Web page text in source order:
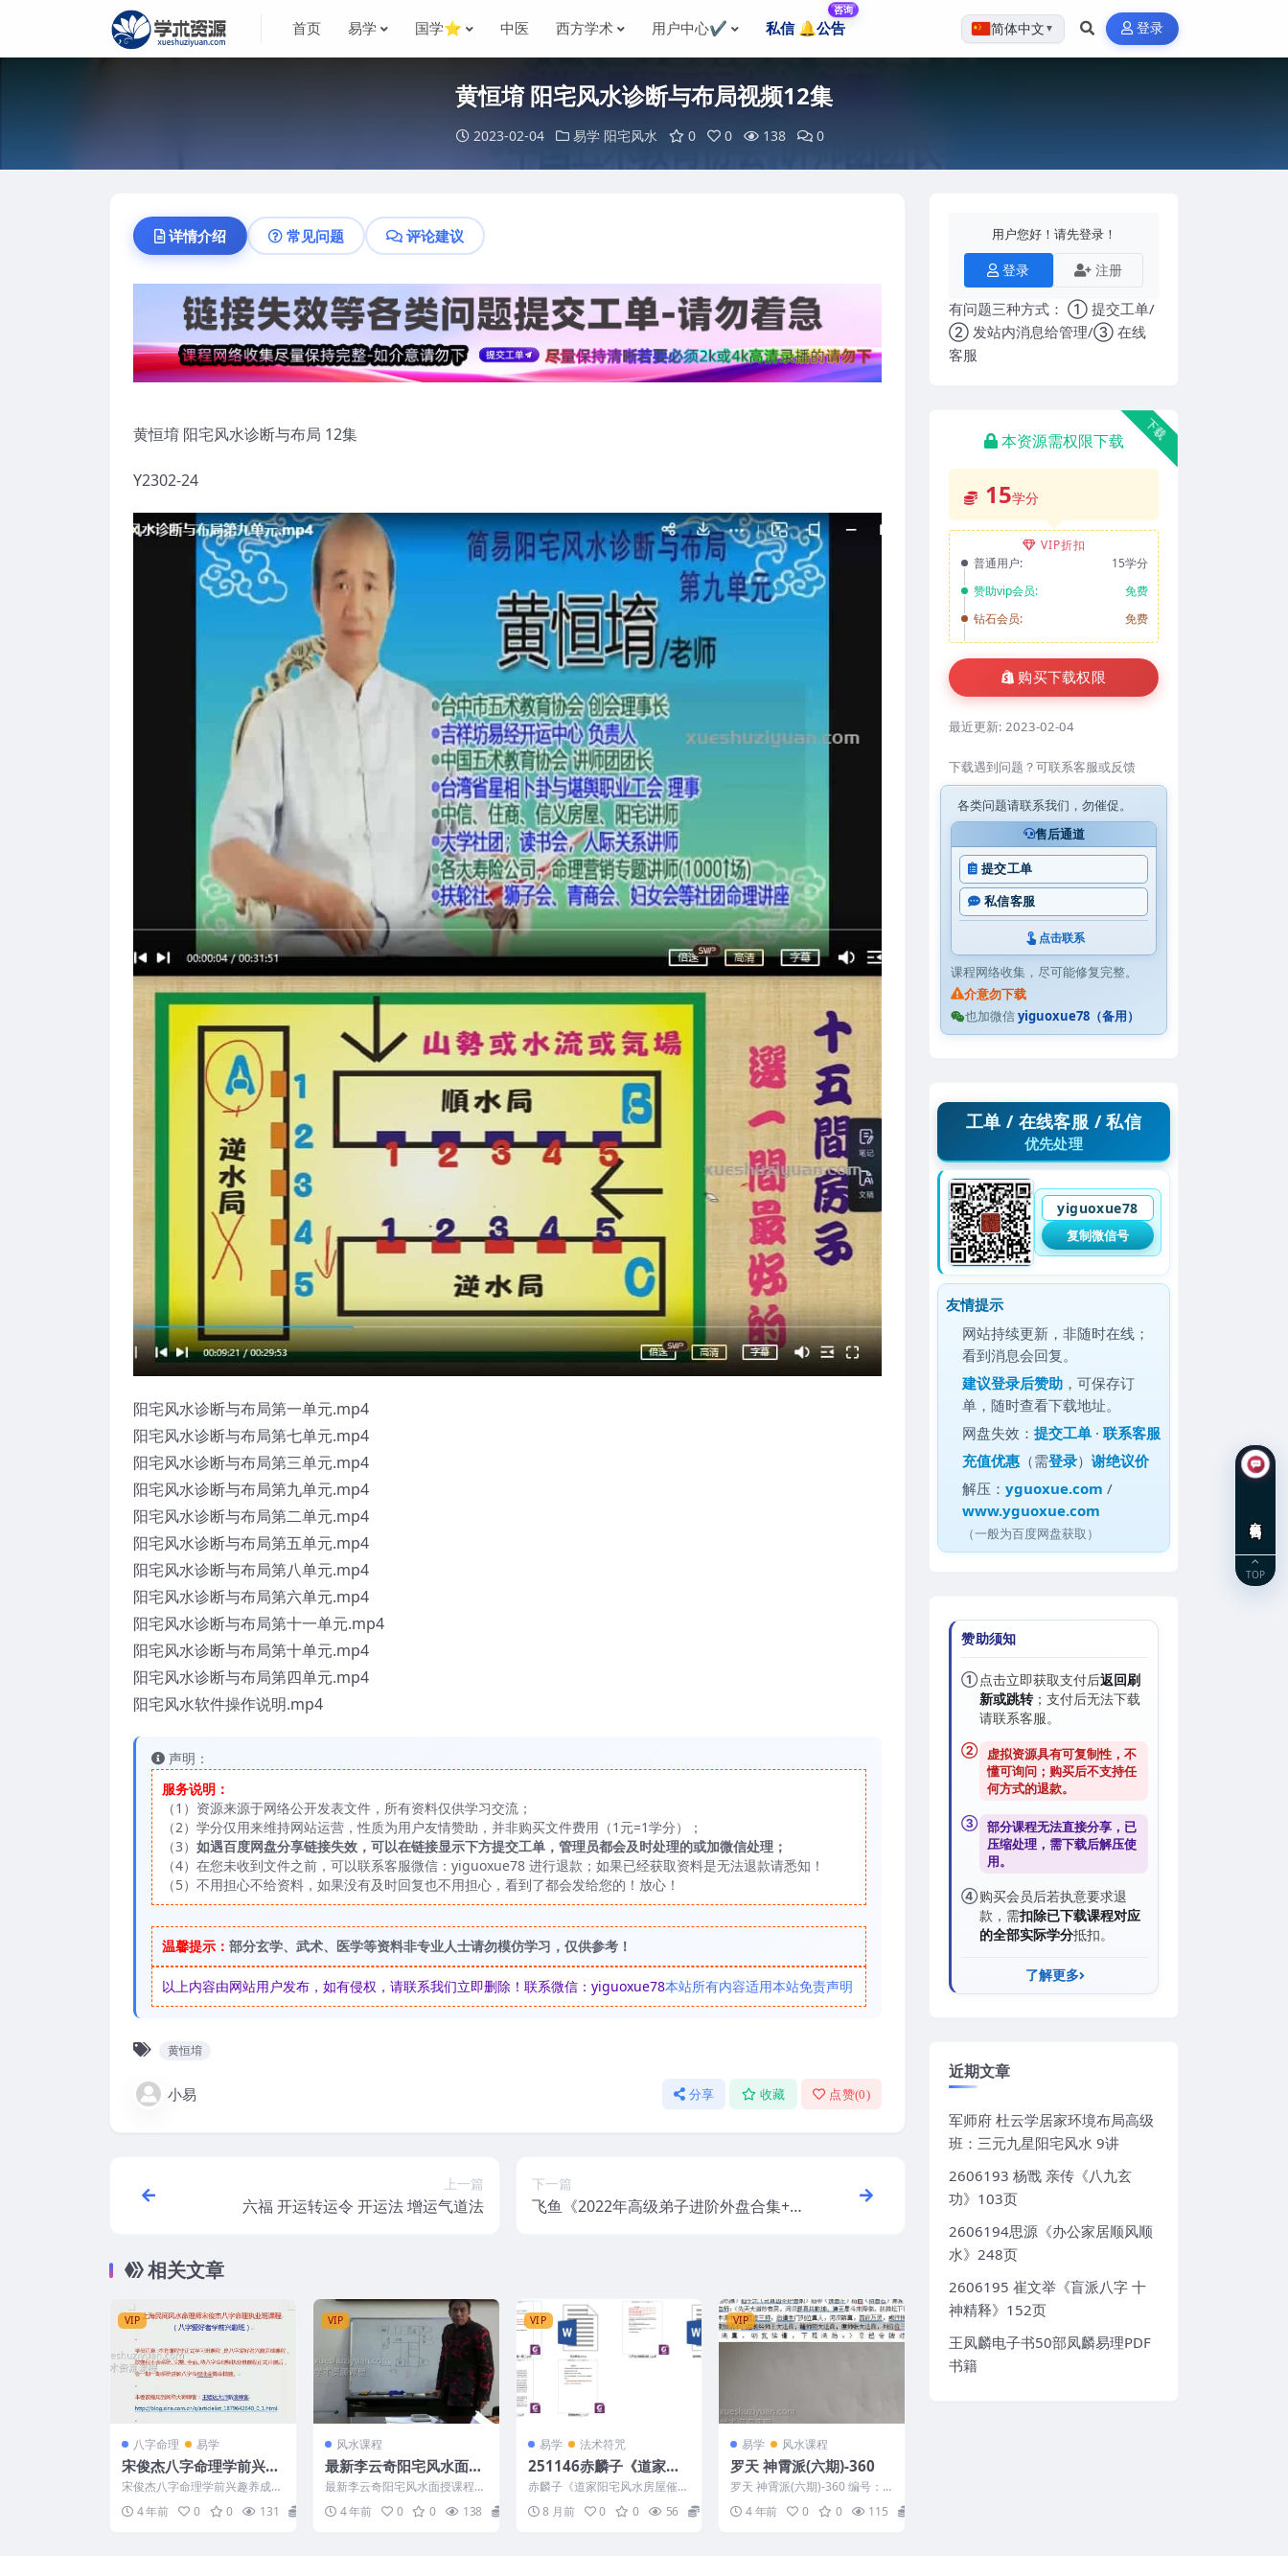
首页 易学 国学⭐ 中医 西方学术 用户中心✔️ 私信 🔔公告
咨询
简体中文 ▼ 登录
黄恒堉 阳宅风水诊断与布局视频12集
2023-02-04 易学 阳宅风水 0 0 138 0
详情介绍 常见问题 评论建议
黄恒堉 阳宅风水诊断与布局 12集
Y2302-24
阳宅风水诊断与布局第一单元.mp4
阳宅风水诊断与布局第七单元.mp4
阳宅风水诊断与布局第三单元.mp4
阳宅风水诊断与布局第九单元.mp4
阳宅风水诊断与布局第二单元.mp4
阳宅风水诊断与布局第五单元.mp4
阳宅风水诊断与布局第八单元.mp4
阳宅风水诊断与布局第六单元.mp4
阳宅风水诊断与布局第十一单元.mp4
阳宅风水诊断与布局第十单元.mp4
阳宅风水诊断与布局第四单元.mp4
阳宅风水软件操作说明.mp4
声明：
服务说明：
（1）资源来源于网络公开发表文件，所有资料仅供学习交流；
（2）学分仅用来维持网站运营，性质为用户友情赞助，并非购买文件费用（1元=1学分）；
（3） 如遇百度网盘分享链接失效，可以在链接显示下方提交工单，管理员都会及时处理的或加微信处理；
（4）在您未收到文件之前，可以联系客服微信：yiguoxue78 进行退款；如果已经获取资料是无法退款请悉知！
（5）不用担心不给资料，如果没有及时回复也不用担心，看到了都会发给您的！放心！
温馨提示： 部分玄学、武术、医学等资料非专业人士请勿模仿学习，仅供参考！
以上内容由网站用户发布，如有侵权，请联系我们立即删除！联系微信：yiguoxue78本站所有内容适用本站免责声明
黄恒堉
小易 分享 收藏 点赞(0)
上一篇
六福 开运转运令 开运法 增运气道法
下一篇
飞鱼《2022年高级弟子进阶外盘合集+外
相关文章
VIP
八字命理 易学
宋俊杰八字命理学前兴趣
养成班课程（全四堂课）
宋俊杰八字命理学前兴趣养成班
课程（全4堂）视频 编号：221
859C108 宋...
4 年前 0 0 131
VIP
风水课程
最新李云奇阳宅风水面授
课程高清录像35集视频百
度盘下载
最新李云奇阳宅风水面授课程高
清录像35集视频百度盘下载 编
号：D22891 清晰...
4 年前 0 0 138
VIP
易学 法术符咒
251146赤麟子《道家阳
宅风水房屋催财旺运与室
内布局调整》教材 515页
Y
赤麟子《道家阳宅风水房屋催财
旺运与室内布局调整》教材 515
页Y 251146 ...
8 月前 0 0 56
VIP
易学 风水课程
罗天 神霄派(六期)-360
罗天 神霄派(六期)-360 编号：3
4 年前 0 0 115
用户您好！请先登录！
登录 注册
有问题三种方式： ① 提交工单/
② 发站内消息给管理/③ 在线
客服
下载
本资源需权限下载
15学分
VIP折扣
普通用户:
15学分
赞助vip会员:
免费
钻石会员:
免费
购买下载权限
最近更新: 2023-02-04
下载遇到问题？可联系客服或反馈
各类问题请联系我们，勿催促。
售后通道
提交工单
私信客服
点击联系
课程网络收集，尽可能修复完整。
介意勿下载
也加微信yiguoxue78（备用）
工单 / 在线客服 / 私信
优先处理
yiguoxue78
复制微信号
友情提示
网站持续更新，非随时在线；
看到消息会回复。
建议登录后赞助 ，可保存订
单，随时查看下载地址。
网盘失效：提交工单 ·联系客服
充值优惠 （需登录）谢绝议价
解压：yguoxue.com /
www.yguoxue.com
（一般为百度网盘获取）
赞助须知
①点击立即获取支付后返回刷
新或跳转；支付后无法下载
请联系客服。
②
虚拟资源具有可复制性，不
懂可询问；购买后不支持任
何方式的退款。
③ 部分课程无法直接分享，已
压缩处理，需下载后解压使
用。
④购买会员后若执意要求退
款，需扣除已下载课程对应
的全部实际学分抵扣。
了解更多
近期文章
军师府 杜云学居家环境布局高级
班：三元九星阳宅风水 9讲
2606193 杨戬 亲传《八九玄
功》103页
2606194思源《办公家居顺风顺
水》248页
2606195 崔文举《盲派八字 十
神精释》152页
王凤麟电子书50部凤麟易理PDF
书籍
TOP